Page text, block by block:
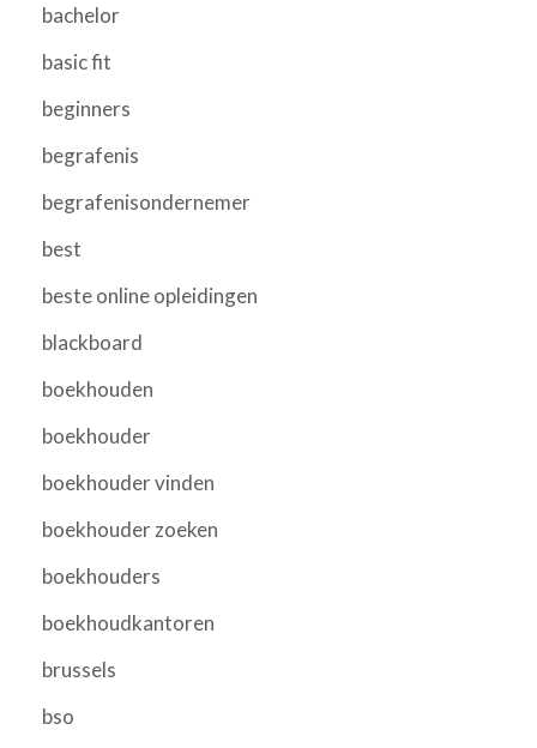
bachelor
basic fit
beginners
begrafenis
begrafenisondernemer
best
beste online opleidingen
blackboard
boekhouden
boekhouder
boekhouder vinden
boekhouder zoeken
boekhouders
boekhoudkantoren
brussels
bso